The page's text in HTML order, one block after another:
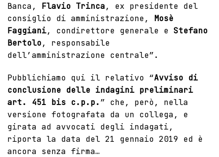
Banca, Flavio Trinca, ex presidente del
consiglio di amministrazione, Mosè
Faggiani, condirettore generale e Stefano
Bertolo, responsabile
dell’amministrazione centrale”.
Pubblichiamo qui il relativo “Avviso di
conclusione delle indagini preliminari
art. 451 bis c.p.p.” che, però, nella
versione fotografata da un collega, e
girata ad avvocati degli indagati,
riporta la data del 21 gennaio 2019 ed è
ancora senza firma…